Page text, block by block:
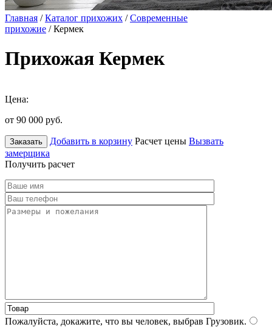
Главная /Каталог прихожих /Современные
прихожие / Кермек
Прихожая Кермек
Цена:
от 90 000 руб.
Заказать Добавить в корзину Расчет цены Вызвать
замерщика
Получить расчет
Пожалуйста, докажите, что вы человек, выбрав Грузовик.